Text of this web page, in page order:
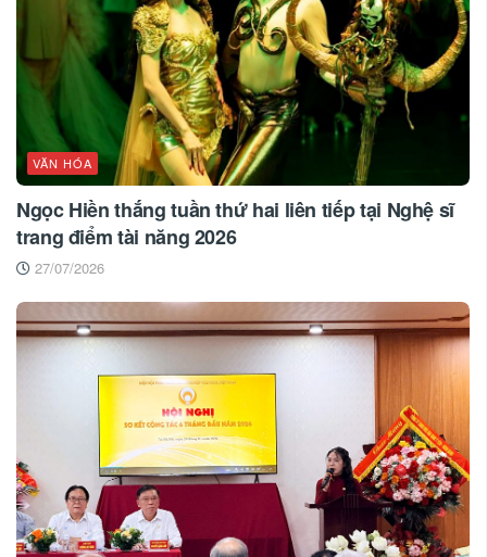
VĂN HÓA
Ngọc Hiền thắng tuần thứ hai liên tiếp tại Nghệ sĩ
trang điểm tài năng 2026
27/07/2026